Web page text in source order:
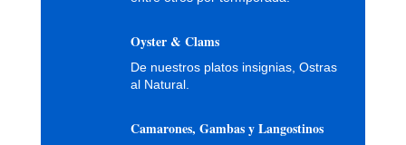
Oyster & Clams
De nuestros platos insignias, Ostras
al Natural.
Camarones, Gambas y Langostinos